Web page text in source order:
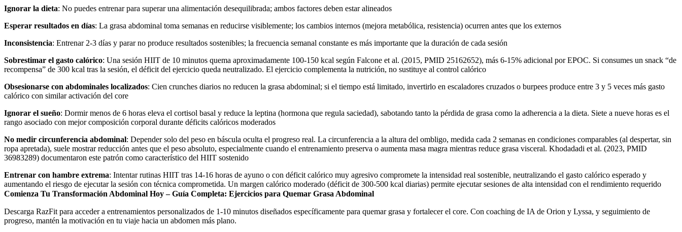
Ignorar la dieta: No puedes entrenar para superar una alimentación desequilibrada; ambos factores deben estar alineados
Esperar resultados en días: La grasa abdominal toma semanas en reducirse visiblemente; los cambios internos (mejora metabólica, resistencia) ocurren antes que los externos
Inconsistencia: Entrenar 2-3 días y parar no produce resultados sostenibles; la frecuencia semanal constante es más importante que la duración de cada sesión
Sobrestimar el gasto calórico: Una sesión HIIT de 10 minutos quema aproximadamente 100-150 kcal según Falcone et al. (2015, PMID 25162652), más 6-15% adicional por EPOC. Si consumes un snack “de
recompensa” de 300 kcal tras la sesión, el déficit del ejercicio queda neutralizado. El ejercicio complementa la nutrición, no sustituye al control calórico
Obsesionarse con abdominales localizados: Cien crunches diarios no reducen la grasa abdominal; si el tiempo está limitado, invertirlo en escaladores cruzados o burpees produce entre 3 y 5 veces más gasto
calórico con similar activación del core
Ignorar el sueño: Dormir menos de 6 horas eleva el cortisol basal y reduce la leptina (hormona que regula saciedad), sabotando tanto la pérdida de grasa como la adherencia a la dieta. Siete a nueve horas es el
rango asociado con mejor composición corporal durante déficits calóricos moderados
No medir circunferencia abdominal: Depender solo del peso en báscula oculta el progreso real. La circunferencia a la altura del ombligo, medida cada 2 semanas en condiciones comparables (al despertar, sin
ropa apretada), suele mostrar reducción antes que el peso absoluto, especialmente cuando el entrenamiento preserva o aumenta masa magra mientras reduce grasa visceral. Khodadadi et al. (2023, PMID
36983289) documentaron este patrón como característico del HIIT sostenido
Entrenar con hambre extrema: Intentar rutinas HIIT tras 14-16 horas de ayuno o con déficit calórico muy agresivo compromete la intensidad real sostenible, neutralizando el gasto calórico esperado y
aumentando el riesgo de ejecutar la sesión con técnica comprometida. Un margen calórico moderado (déficit de 300-500 kcal diarias) permite ejecutar sesiones de alta intensidad con el rendimiento requerido
Comienza Tu Transformación Abdominal Hoy – Guía Completa: Ejercicios para Quemar Grasa Abdominal
Descarga RazFit para acceder a entrenamientos personalizados de 1-10 minutos diseñados específicamente para quemar grasa y fortalecer el core. Con coaching de IA de Orion y Lyssa, y seguimiento de
progreso, mantén la motivación en tu viaje hacia un abdomen más plano.